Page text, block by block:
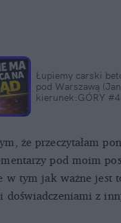
Łupiemy carski
pod Warszawą
kierunek:GÓRY #4
że przeczytałam
pod moim
w tym jak ważne jest
z